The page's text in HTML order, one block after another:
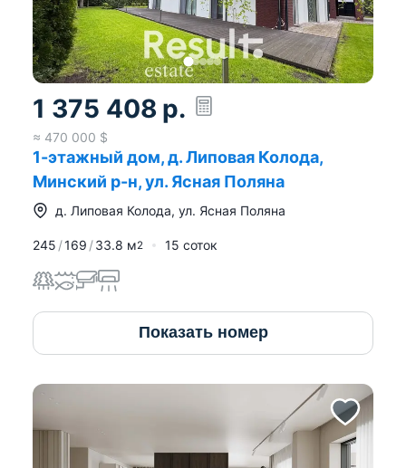
1 375 408 р.
≈ 470 000 $
1-этажный дом, д. Липовая Колода,
Минский р-н, ул. Ясная Поляна
д. Липовая Колода, ул. Ясная Поляна
245 169 33.8 м2 15 соток
Показать номер